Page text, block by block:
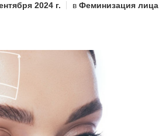
2024 г. в Феминизация лица